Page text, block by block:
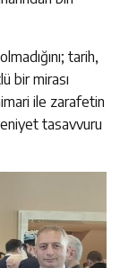
tarih,
bir mirası
ile zarafetin
tasavvuru